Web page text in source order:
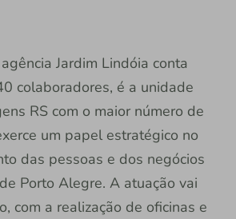
Jardim Lindóia conta
colaboradores, é a unidade
RS com o maior número de
um papel estratégico no
das pessoas e dos negócios
Porto Alegre. A atuação vai
com a realização de oficinas e